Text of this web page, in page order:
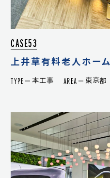
CASE53
上井草有料老人ホーム
TYPE 本工事 AREA 東京都